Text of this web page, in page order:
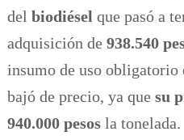
del biodiésel que pasó a
adquisición de938.540
insumo de uso obligatorio
bajó de precio, ya quesu
940.000 pesosla tonelada.